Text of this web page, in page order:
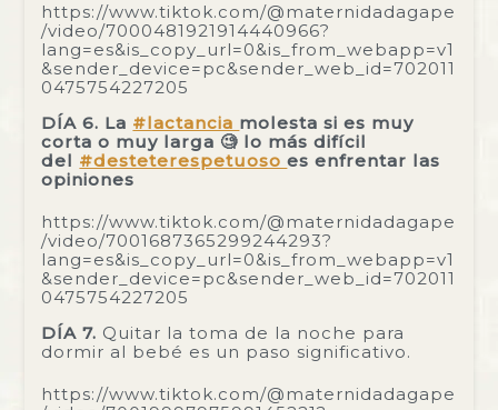
https://www.tiktok.com/@maternidadagape
/video/7000481921914440966?
lang=es&is_copy_url=0&is_from_webapp=v1
&sender_device=pc&sender_web_id=702011
0475754227205
DÍA 6. La #lactancia molesta si es muy
corta o muy larga 🧐 lo más difícil
del #desteterespetuosoes enfrentar las
opiniones
https://www.tiktok.com/@maternidadagape
/video/7001687365299244293?
lang=es&is_copy_url=0&is_from_webapp=v1
&sender_device=pc&sender_web_id=702011
0475754227205
DÍA 7. Quitar la toma de la noche para
dormir al bebé es un paso significativo.
https://www.tiktok.com/@maternidadagape